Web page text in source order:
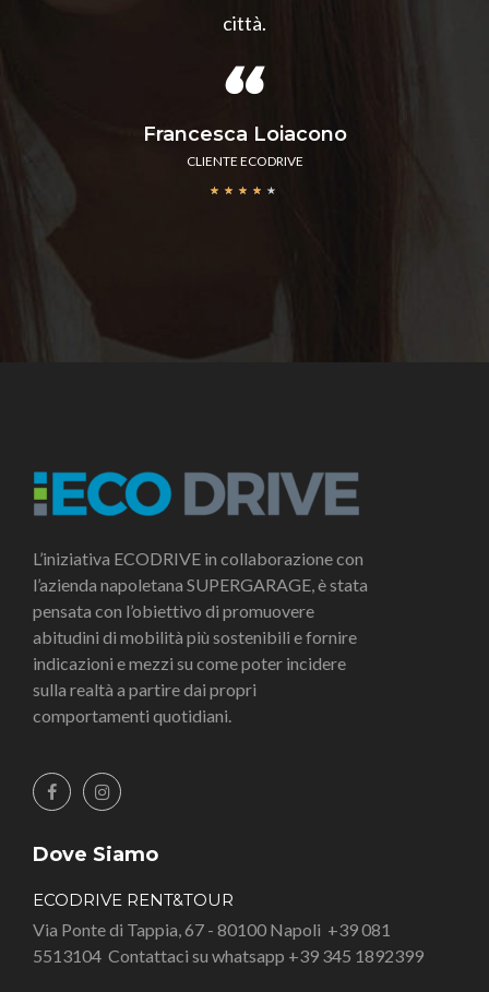
città.
Francesca Loiacono
CLIENTE ECODRIVE
★ ★ ★ ★ ★
L’iniziativa ECODRIVE in collaborazione con
l’azienda napoletana SUPERGARAGE, è stata
pensata con l’obiettivo di promuovere
abitudini di mobilità più sostenibili e fornire
indicazioni e mezzi su come poter incidere
sulla realtà a partire dai propri
comportamenti quotidiani.
Dove Siamo
ECODRIVE RENT&TOUR
Via Ponte di Tappia, 67 - 80100 Napoli +39 081
5513104 Contattaci su whatsapp +39 345 1892399